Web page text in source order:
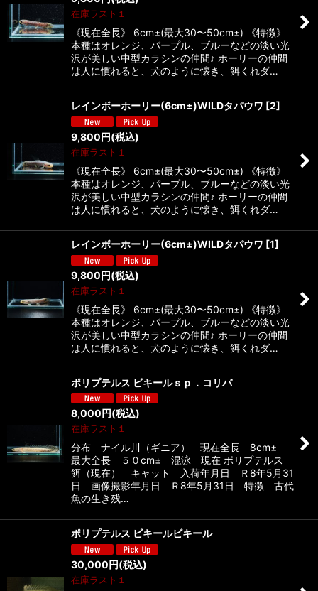
在庫ラスト１
《現在全長》 6cm±(最大30〜50cm±) 《特徴》
本種はオレンジ、パープル、ブルーなどの淡い光
沢が美しい中型カラシンの仲間♪ ホーリーの仲間
は人に慣れると、犬のように懐き、餌くれダ…
レインボーホーリー(6cm±)WILDタパウワ [2]
9,800円(税込)
在庫ラスト１
《現在全長》 6cm±(最大30〜50cm±) 《特徴》
本種はオレンジ、パープル、ブルーなどの淡い光
沢が美しい中型カラシンの仲間♪ ホーリーの仲間
は人に慣れると、犬のように懐き、餌くれダ…
レインボーホーリー(6cm±)WILDタパウワ [1]
9,800円(税込)
在庫ラスト１
《現在全長》 6cm±(最大30〜50cm±) 《特徴》
本種はオレンジ、パープル、ブルーなどの淡い光
沢が美しい中型カラシンの仲間♪ ホーリーの仲間
は人に慣れると、犬のように懐き、餌くれダ…
ポリプテルス ビキールｓｐ．コリバ
8,000円(税込)
在庫ラスト１
分布 ナイル川（ギニア） 現在全長 8cm±
最大全長 ５０cm± 混泳 現在 ポリプテルス
餌（現在） キャット 入荷年月日 Ｒ8年5月31
日 画像撮影年月日 Ｒ8年5月31日 特徴 古代
魚の生き残…
ポリプテルス ビキールビキール
30,000円(税込)
在庫ラスト１